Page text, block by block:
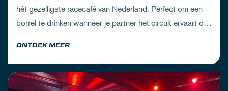
hét gezelligste racecafé van Nederland. Perfect om een
borrel te drinken wanneer je partner het circuit ervaart of
ONTDEK MEER